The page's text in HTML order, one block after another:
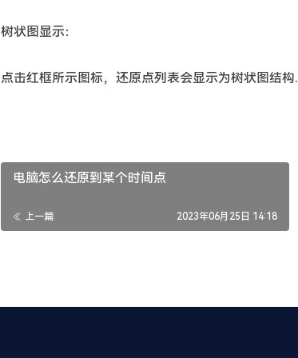
树状图显示：
点击红框所示图标，还原点列表会显示为树状图结构.
电脑怎么还原到某个时间点
上一篇 2023年06月25日 14:18